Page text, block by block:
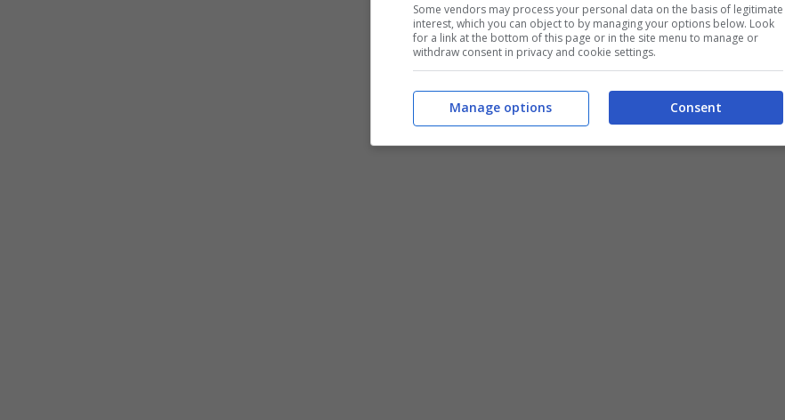
Some vendors may process your personal data on the basis of legitimate
interest, which you can object to by managing your options below. Look
for a link at the bottom of this page or in the site menu to manage or
withdraw consent in privacy and cookie settings.
Consent
Manage options